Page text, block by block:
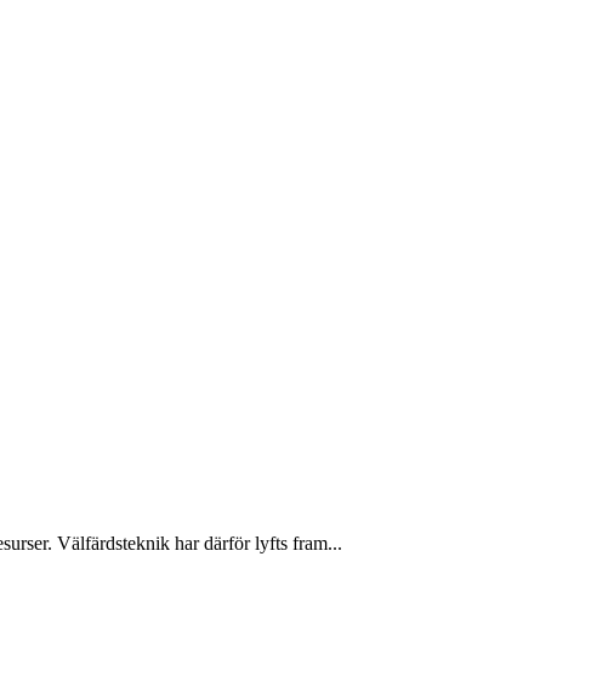
Välfärdsteknik har därför lyfts fram...